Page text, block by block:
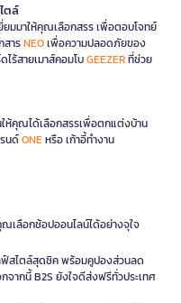
ตล์
มมาให้คุณเลือกสรร เพื่อตอบโจทย์
สารNEOเพื่อความปลอดภัยของ
ไร้สายเมาส์คอมโบGEEZERที่ช่วย
ห้คุณได้เลือกสรรเพื่อตกแต่งบ้าน
นด์ONEหรือ เก้าอี้ทำงาน
เลือกช้อปออนไลน์ได้อย่างจุใจ
ฟ์สไตล์สุดชิค พร้อมคูปองส่วนลด
จากนี้ B2S ยังใจดีส่งฟรีทั่วประเทศ